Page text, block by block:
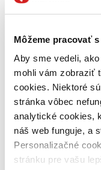
Môžeme pracovať
Aby sme vedeli,
mohli vám zobraziť
cookies. Niektoré
stránka vôbec
analytické cookies,
náš web funguje, a
Personalizačné
stránku pre vašu
Vydavateľstvo
Väzba
brožovaná
Zúžiť výber
Zoradiť
Bestsellery